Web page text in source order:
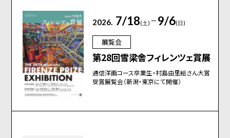
2026. 7/18(土) 9/6(日)
展覧会
第28回雪梁舎フィレンツェ賞展
通信洋画コース卒業生・村島由里絵さん大賞
受賞展覧会（新潟・東京にて開催）